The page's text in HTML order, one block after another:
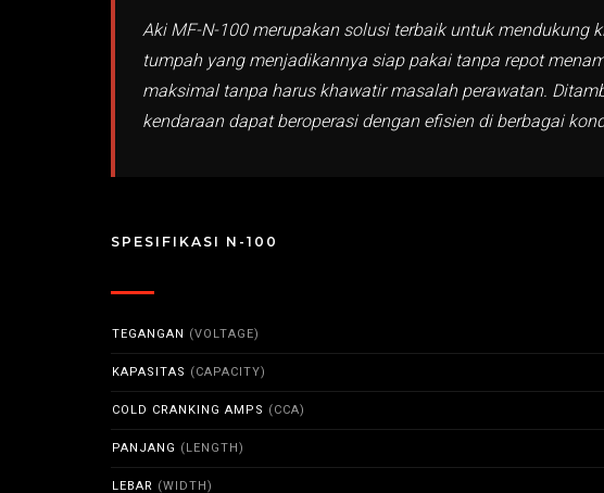
Aki MF-N-100 merupakan solusi terbaik untuk mendukung
tumpah yang menjadikannya siap pakai tanpa repot
maksimal tanpa harus khawatir masalah perawatan.
kendaraan dapat beroperasi dengan efisien di berbagai
SPESIFIKASI N-100
TEGANGAN (VOLTAGE)
KAPASITAS (CAPACITY)
COLD CRANKING AMPS (CCA)
PANJANG (LENGTH)
LEBAR (WIDTH)